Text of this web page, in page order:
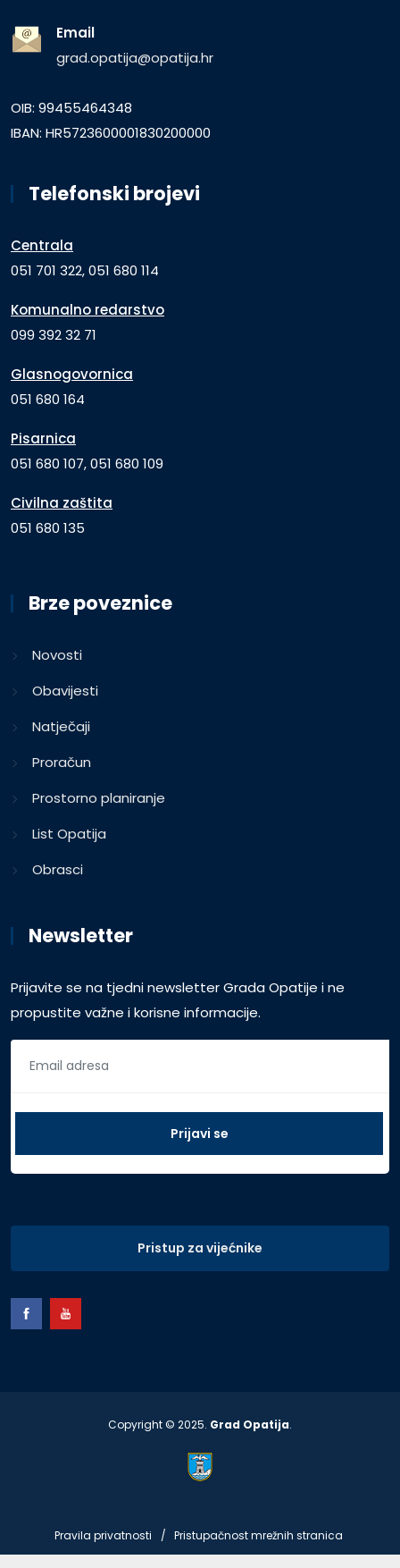
Email
grad.opatija@opatija.hr
OIB: 99455464348
IBAN: HR5723600001830200000
Telefonski brojevi
Centrala
051 701 322, 051 680 114
Komunalno redarstvo
099 392 32 71
Glasnogovornica
051 680 164
Pisarnica
051 680 107, 051 680 109
Civilna zaštita
051 680 135
Brze poveznice
Novosti
Obavijesti
Natječaji
Proračun
Prostorno planiranje
List Opatija
Obrasci
Newsletter
Prijavite se na tjedni newsletter Grada Opatije i ne
propustite važne i korisne informacije.
Pristup za vijećnike
Copyright © 2025. Grad Opatija.
Pravila privatnosti Pristupačnost mrežnih stranica